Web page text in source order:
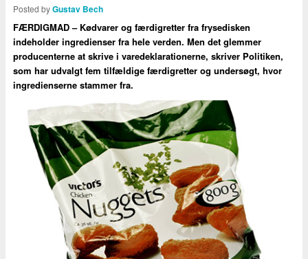
Posted byGustav Bech
FÆRDIGMAD – Kødvarer og færdigretter fra frysedisken
indeholder ingredienser fra hele verden. Men det glemmer
producenterne at skrive i varedeklarationerne, skriver Politiken,
som har udvalgt fem tilfældige færdigretter og undersøgt, hvor
ingredienserne stammer fra.